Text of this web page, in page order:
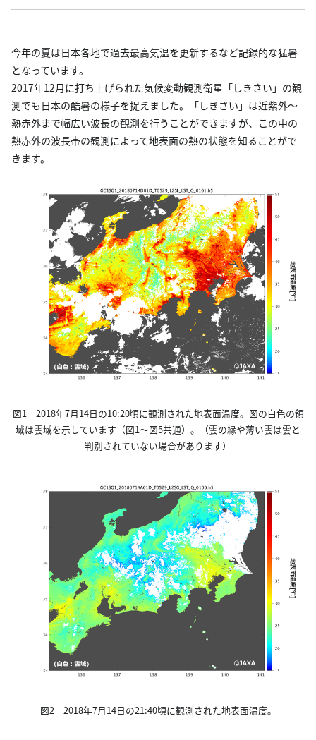
今年の夏は日本各地で過去最高気温を更新するなど記録的な猛暑
となっています。
2017年12月に打ち上げられた気候変動観測衛星「しきさい」の観
測でも日本の酷暑の様子を捉えました。「しきさい」は近紫外～
熱赤外まで幅広い波長の観測を行うことができますが、この中の
熱赤外の波長帯の観測によって地表面の熱の状態を知ることがで
きます。
図1 2018年7月14日の10:20頃に観測された地表面温度。図の白色の領
域は雲域を示しています（図1～図5共通）。（雲の縁や薄い雲は雲と
判別されていない場合があります）
図2 2018年7月14日の21:40頃に観測された地表面温度。